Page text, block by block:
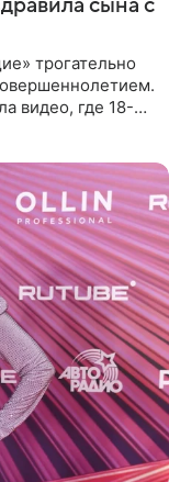
сына с
трогательно
видео, где 18-